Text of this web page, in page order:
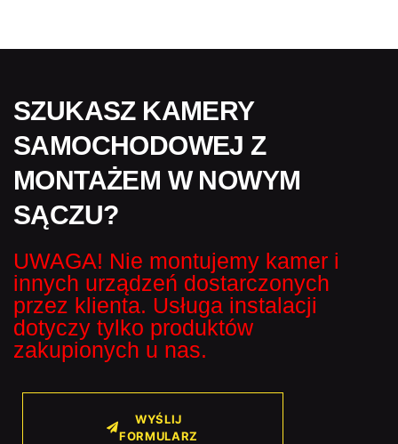
SZUKASZ KAMERY
SAMOCHODOWEJ Z
MONTAŻEM W NOWYM
SĄCZU?
UWAGA! Nie montujemy kamer i
innych urządzeń dostarczonych
przez klienta. Usługa instalacji
dotyczy tylko produktów
zakupionych u nas.
WYŚLIJ
FORMULARZ